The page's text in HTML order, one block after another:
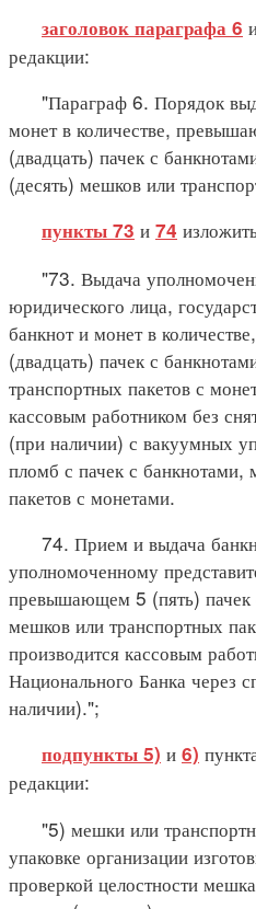
заголовок параграфа 6
редакции:
"Параграф 6. Порядок
монет в количестве,
(двадцать) пачек с
(десять) мешков или
пункты 73 и 74
"73. Выдача
юридического лица,
банкнот и монет в
(двадцать) пачек с
транспортных пакетов с
кассовым работником без
(при наличии) с вакуумных
пломб с пачек с банкнотами,
пакетов с монетами.
74. Прием и выдача
уполномоченному
превышающем 5 (пять) пачек
мешков или транспортных
производится кассовым
Национального Банка через
наличии).";
подпункты 5) и 6)
редакции:
"5) мешки или
упаковке организации
проверкой целостности